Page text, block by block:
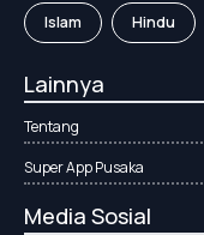
Islam Hindu
Lainnya
Tentang
Super App Pusaka
Media Sosial